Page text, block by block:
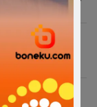
Hendak